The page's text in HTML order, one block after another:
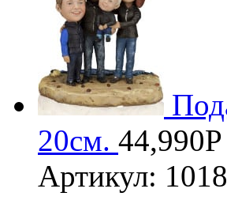
20см. 44,990Р
Артикул: